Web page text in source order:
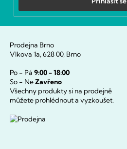
Prodejna Brno
Vlkova 1a, 628 00, Brno
Po - Pá 9:00 - 18:00
So - NeZavřeno
Všechny produkty si na prodejně
můžete prohlédnout a vyzkoušet.